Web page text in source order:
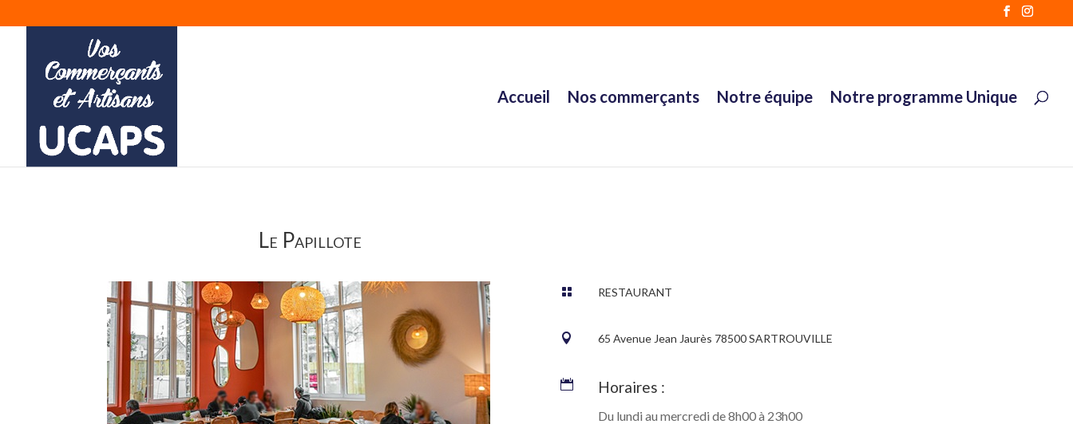
Accueil Nos commerçants Notre équipe Notre programme Unique
Le Papillote
 RESTAURANT
 65 Avenue Jean Jaurès 78500 SARTROUVILLE
 Horaires :
Du lundi au mercredi de 8h00 à 23h00